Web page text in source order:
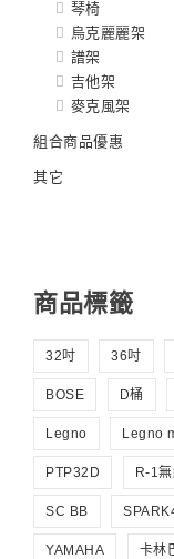
琴椅
烏克麗麗架
譜架
吉他架
麥克風架
組合商品優惠
其它
商品標籤
32吋 36吋
BOSE D桶
Legno Legno
PTP32D R-1
SC BB
YAMAHA 卡林